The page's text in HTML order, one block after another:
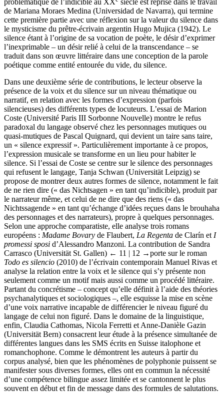
de Mariana Moraes Medina (Universidad de Navarra), qui termine
cette première partie avec une réflexion sur la valeur du silence dans
le mysticisme du prêtre-écrivain argentin Hugo Mujica (1942). Le
silence étant à l’origine de sa vocation de poète, le désir d’exprimer
l’inexprimable – un désir relié à celui de la transcendance – se
traduit dans son œuvre littéraire dans une conception de la parole
poétique comme entité entourée du vide, du silence.
Dans une deuxième série de contributions, le lecteur observe la
présence de la voix et du silence sur un niveau thématique ou
narratif, en relation avec les formes d’expression (parfois
silencieuses) des différents types de locuteurs. L’essai de Marion
Coste (Université Paris III Sorbonne Nouvelle) montre le refus
paradoxal du langage observé chez les personnages mutiques ou
quasi-mutiques de Pascal Quignard, qui devient un taire sans taire,
un « silence expressif ». Particulièrement importante à ce propos,
l’expression musicale se transforme en un lieu pour habiter le
silence. Si l’essai de Coste se centre sur le silence des personnages
qui refusent le langage, Tanja Schwan (Universität Leipzig) se
propose de montrer deux autres formes de silence, notamment le fait
de ne rien dire (« das Nichtsagen » en tant qu’indicible), produit par
le narrateur même, et celui de ne dire que des riens (« das
Nichtssagende » en tant qu’échange d’idées reçues dans le brouhaha
des personnages et des narrateurs), propre à quelques personnages.
Selon une approche comparatiste, elle analyse trois romans
européens : Madame Bovary de Flaubert, La Regenta de Clarín et I
promessi sposi d’Alessandro Manzoni. La contribution de Sandra
Carrasco (Universität St. Gallen) ← 11 | 12 →porte sur le roman
Todo es silencio (2010) de l’écrivain contemporain Manuel Rivas et
analyse la relation entre la voix et le silence qui s’y présente non
seulement comme un motif mais aussi comme un procédé littéraire.
Partant du concrétisme – concept qu’elle définit à l’aide des théories
psychanalytiques et sociologiques –, elle esquisse la mise en scène
d’une voix narrative incapable de différencier le niveau figuré du
langage de celui non figuré. Dans le domaine de la linguistique,
enfin, Claudia Cathomas, Nicola Ferretti et Anne-Danièle Gazin
(Universität Bern) consacrent leur étude à la présence simultanée de
différentes langues dans les SMS écrits en Suisse italophone et
romanchophone. Comme le démontrent les auteurs à partir du
corpus analysé, bien que les phénomènes de polyphonie puissent se
manifester sous diverses formes, elles ont en commun la nécessité
d’une compétence bilingue assez limitée et se cantonnent le plus
souvent en début et fin de message dans des formules de salutations.